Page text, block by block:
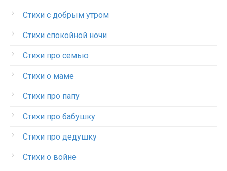
Стихи с добрым утром
Стихи спокойной ночи
Стихи про семью
Стихи о маме
Стихи про папу
Стихи про бабушку
Стихи про дедушку
Стихи о войне